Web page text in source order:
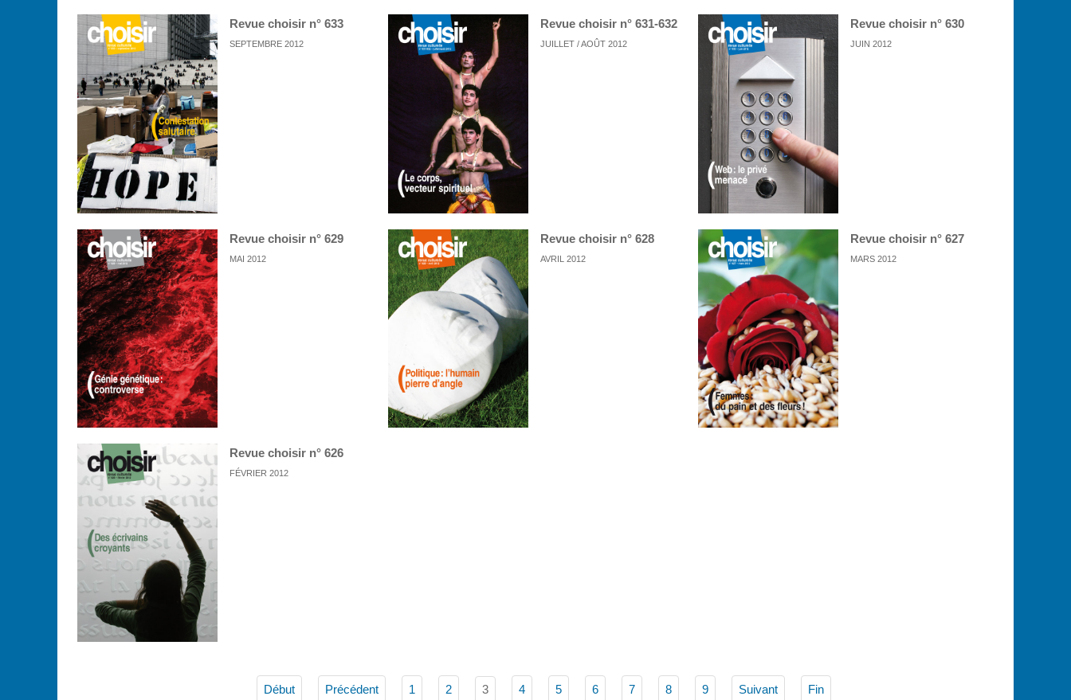
Revue choisir n° 633
SEPTEMBRE 2012
Revue choisir n° 631-632
JUILLET / AOÛT 2012
Revue choisir n° 630
JUIN 2012
Revue choisir n° 629
MAI 2012
Revue choisir n° 628
AVRIL 2012
Revue choisir n° 627
MARS 2012
Revue choisir n° 626
FÉVRIER 2012
Début Précédent 1 2 3 4 5 6 7 8 9 Suivant Fin